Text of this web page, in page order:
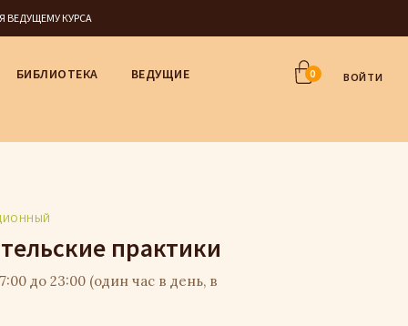
ВЕДУЩЕМУ КУРСА
0 ВОЙТИ
БИБЛИОТЕКА ВЕДУЩИЕ
практики
до 23:00 (один час в день, в